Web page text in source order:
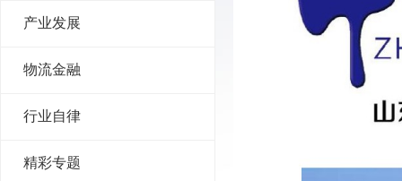
产业发展
物流金融
行业自律
精彩专题